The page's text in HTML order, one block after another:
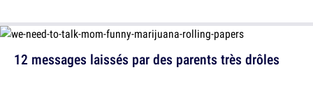
12 messages laissés par des parents très drôles